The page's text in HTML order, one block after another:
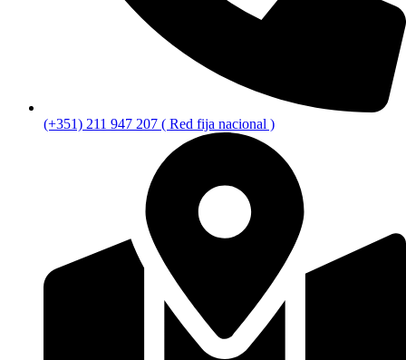
(+351) 211 947 207 ( Red fija nacional )